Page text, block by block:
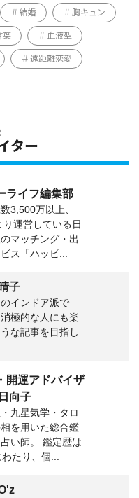
結婚 胸キュン
葉 血液型
遠距離恋愛
ター
ライフ編集部
3,500万以上、
り運営している日
マッチング・出
ス「ハッピ...
子
インドア派で
極的な人にも楽
な記事を目指し
開運アドバイザ
向子
九星気学・タロ
を用いた総合鑑
い師。 鑑定歴は
たり、個...